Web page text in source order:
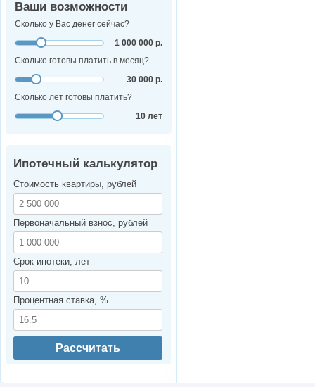
Ваши возможности
Сколько у Вас денег сейчас?
1 000 000 р.
Сколько готовы платить в месяц?
30 000 р.
Сколько лет готовы платить?
10 лет
Ипотечный калькулятор
Стоимость квартиры, рублей
Первоначальный взнос, рублей
Срок ипотеки, лет
Процентная ставка, %
Рассчитать